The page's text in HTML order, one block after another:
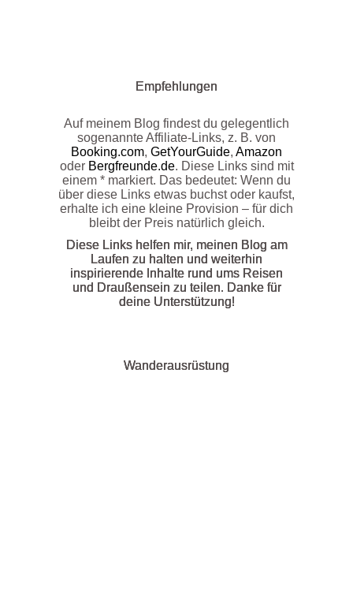
Empfehlungen
Auf meinem Blog findest du gelegentlich
sogenannte Affiliate-Links, z. B. von
Booking.com, GetYourGuide, Amazon
oder Bergfreunde.de. Diese Links sind mit
einem * markiert. Das bedeutet: Wenn du
über diese Links etwas buchst oder kaufst,
erhalte ich eine kleine Provision – für dich
bleibt der Preis natürlich gleich.
Diese Links helfen mir, meinen Blog am
Laufen zu halten und weiterhin
inspirierende Inhalte rund ums Reisen
und Draußensein zu teilen. Danke für
deine Unterstützung!
Wanderausrüstung